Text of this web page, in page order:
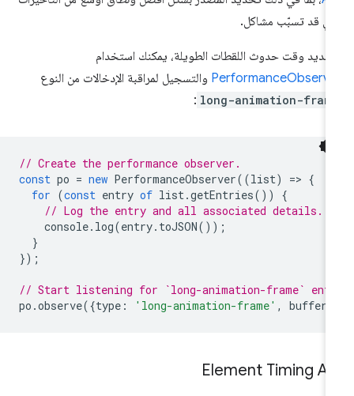
قد تسبّب مشاكل.
وقت حدوث اللقطات الطويلة، يمكنك استخدام
والتسجيل لمراقبة الإدخالات من النوع
long-animation-
:
// Create the performance observer.
const po = new PerformanceObserver((list) =
for (const entry of list.getEntries ())
// Log the entry and all associated details.
console.log(entry.toJSON ());
// Start listening for `long-animation-frame`
po.observe({type : 'long-animation-frame',
Element Timing